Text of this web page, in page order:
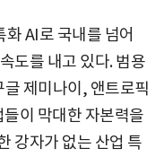
AI로 국내를 넘어
도를 내고 있다. 범용
제미나이, 앤트로픽
이 막대한 자본력을
강자가 없는 산업 특